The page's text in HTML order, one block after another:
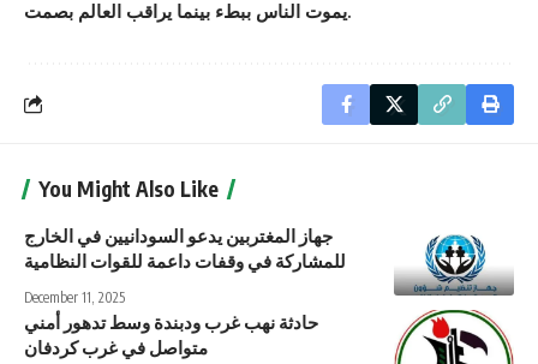
يموت الناس ببطء بينما يراقب العالم بصمت.
You Might Also Like
جهاز المغتربين يدعو السودانيين في الخارج
للمشاركة في وقفات داعمة للقوات النظامية
December 11, 2025
حادثة نهب غرب ودبندة وسط تدهور أمني
متواصل في غرب كردفان